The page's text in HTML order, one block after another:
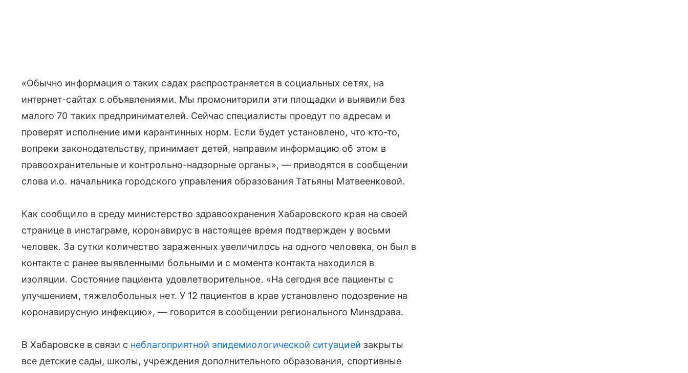
«Обычно информация о таких садах распространяется в социальных сетях, на
интернет-сайтах с объявлениями. Мы промониторили эти площадки и выявили без
малого 70 таких предпринимателей. Сейчас специалисты проедут по адресам и
проверят исполнение ими карантинных норм. Если будет установлено, что кто-то,
вопреки законодательству, принимает детей, направим информацию об этом в
правоохранительные и контрольно-надзорные органы», — приводятся в сообщении
слова и.о. начальника городского управления образования Татьяны Матвеенковой.
Как сообщило в среду министерство здравоохранения Хабаровского края на своей
странице в инстаграме, коронавирус в настоящее время подтвержден у восьми
человек. За сутки количество зараженных увеличилось на одного человека, он был в
контакте с ранее выявленными больными и с момента контакта находился в
изоляции. Состояние пациента удовлетворительное. «На сегодня все пациенты с
улучшением, тяжелобольных нет. У 12 пациентов в крае установлено подозрение на
коронавирусную инфекцию», — говорится в сообщении регионального Минздрава.
В Хабаровске в связи с неблагоприятной эпидемиологической ситуацией закрыты
все детские сады, школы, учреждения дополнительного образования, спортивные